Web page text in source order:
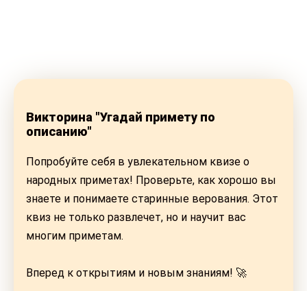
Викторина "Угадай примету по
описанию"
Попробуйте себя в увлекательном квизе о
народных приметах! Проверьте, как хорошо вы
знаете и понимаете старинные верования. Этот
квиз не только развлечет, но и научит вас
многим приметам.
Вперед к открытиям и новым знаниям! 🚀